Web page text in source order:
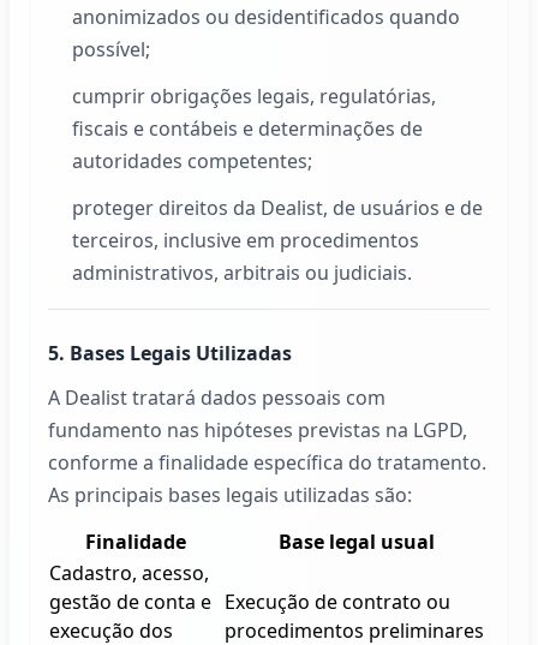
anonimizados ou desidentificados quando
possível;
cumprir obrigações legais, regulatórias,
fiscais e contábeis e determinações de
autoridades competentes;
proteger direitos da Dealist, de usuários e de
terceiros, inclusive em procedimentos
administrativos, arbitrais ou judiciais.
5. Bases Legais Utilizadas
A Dealisttratará dados pessoais com
fundamento nas hipóteses previstas na LGPD,
conforme a finalidade específica do tratamento.
As principais bases legais utilizadas são:
Finalidade
Base legal usual
Cadastro, acesso,
gestão de conta e
execução dos
Execução de contrato ou
procedimentos preliminares